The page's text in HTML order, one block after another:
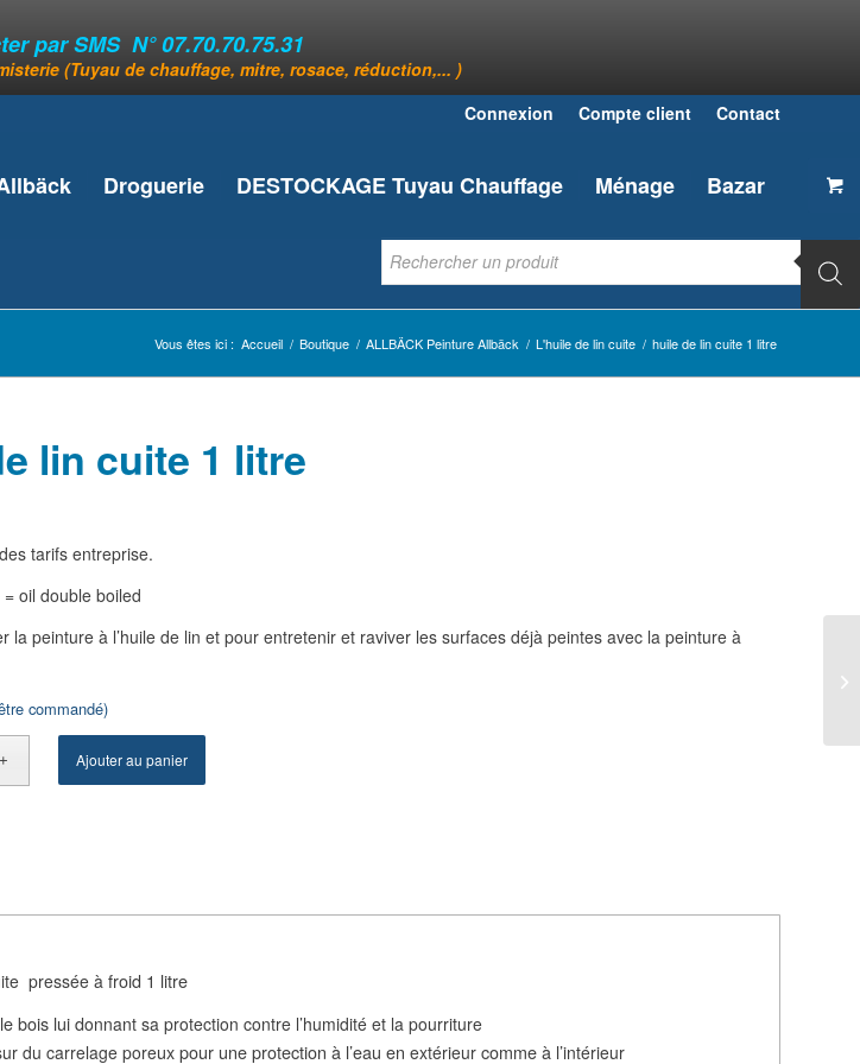
par SMS N° 07.70.70.75.31
(Tuyau de chauffage, mitre, rosace, réduction,... )
Connexion
Compte client Contact
Droguerie DESTOCKAGE Tuyau Chauffage Ménage Bazar
Vous êtes ici : Accueil / Boutique / ALLBÄCK Peinture Allbäck / L'huile de lin cuite / huile de lin cuite 1 litre
lin cuite 1 litre
tarifs entreprise.
oil double boiled
la peinture à l’huile de lin et pour entretenir et raviver les surfaces déjà peintes avec la peinture à
commandé)
Ajouter au panier
pressée àfroid 1 litre
bois lui donnant sa protection contre l’humidité et la pourriture
du carrelage poreux pour une protection à l’eau enextérieur comme à l’intérieur